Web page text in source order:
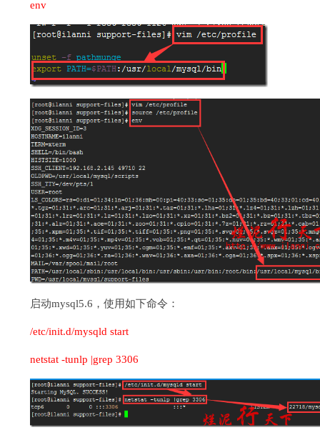
env
启动mysql5.6，使用如下命令：
/etc/init.d/mysqld start
netstat -tunlp |grep 3306